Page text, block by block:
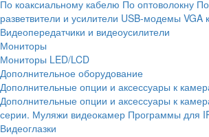
По коаксиальному кабелю По оптоволокну
разветвители и усилители USB-модемы VGA
Видеопередатчики и видеоусилители
Мониторы
Мониторы LED/LCD
Дополнительное оборудование
Дополнительные опции и аксессуары к
Дополнительные опции и аксессуары к
серии. Муляжи видеокамер Программы для
Видеоглазки